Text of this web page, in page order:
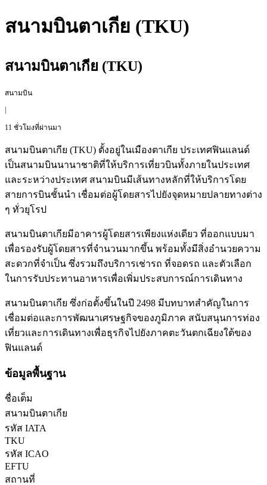
สนามบินตาเกีย (TKU)
สนามบินตาเกีย (TKU)
สนามบิน
|
11 ชั่วโมงที่ผ่านมา
สนามบินตาเกีย (TKU) ตั้งอยู่ในเมืองตาเกีย ประเทศฟินแลนด์
เป็นสนามบินนานาชาติที่ให้บริการเที่ยวบินทั้งภายในประเทศ
และระหว่างประเทศ สนามบินมีเส้นทางหลักที่ให้บริการโดย
สายการบินชั้นนำ เชื่อมต่อผู้โดยสารไปยังจุดหมายปลายทางต่าง
ๆ ทั่วยุโรป
สนามบินตาเกียมีอาคารผู้โดยสารเพียงแห่งเดียว ที่ออกแบบมา
เพื่อรองรับผู้โดยสารที่จำนวนมากขึ้น พร้อมทั้งมีสิ่งอำนวยความ
สะดวกที่จำเป็น ซึ่งรวมถึงบริการเช่ารถ ที่จอดรถ และตัวเลือก
ในการรับประทานอาหารเพื่อเพิ่มประสบการณ์การเดินทาง
สนามบินตาเกีย ซึ่งก่อตั้งขึ้นในปี 2498 มีบทบาทสำคัญในการ
เชื่อมต่อและการพัฒนาเศรษฐกิจของภูมิภาค สนับสนุนการท่อง
เที่ยวและการเดินทางเพื่อธุรกิจไปยังภาคตะวันตกเฉียงใต้ของ
ฟินแลนด์
ข้อมูลพื้นฐาน
ชื่อเต็ม
สนามบินตาเกีย
รหัส IATA
TKU
รหัส ICAO
EFTU
สถานที่